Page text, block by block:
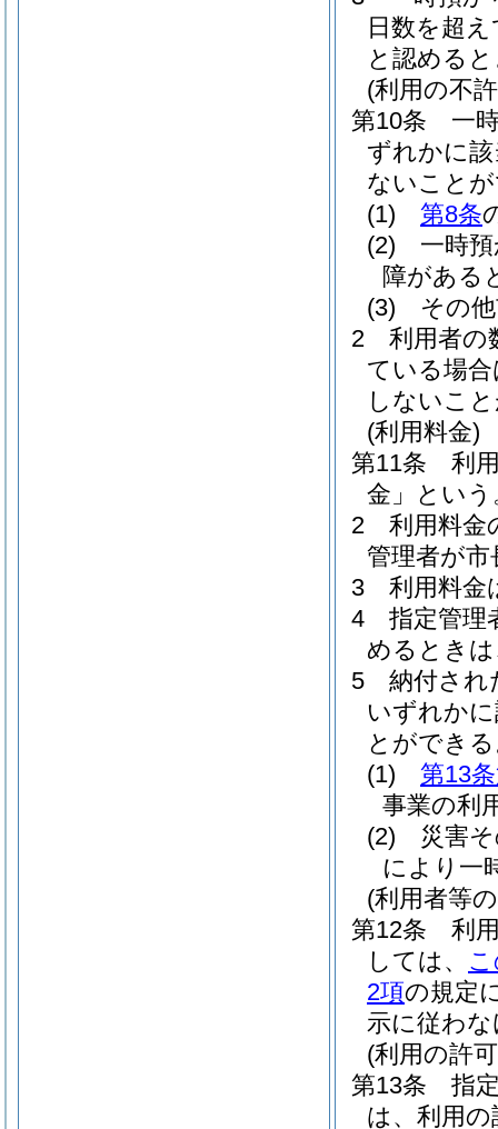
日数を超
と認める
(利用の不
第10条
一
ずれかに
ないこと
(1)
第8条
(2)
一時
障がある
(3)
その
2
利用者の
ている場
しないこ
(利用料金)
第11条
利
金」という
2
利用料金
管理者が
3
利用料金
4
指定管理
めるとき
5
納付され
いずれか
とができ
(1)
第13
事業の利
(2)
災害
により一
(利用者等
第12条
利
しては、
2項の規定
示に従わ
(利用の許
第13条
指
は、利用